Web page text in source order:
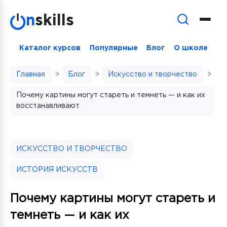
nskills
Каталог курсов Популярные Блог О школе
Главная > Блог > Искусство и творчество >
Почему картины могут стареть и темнеть — и как их
восстанавливают
ИСКУССТВО И ТВОРЧЕСТВО
ИСТОРИЯ ИСКУССТВ
Почему картины могут стареть и
темнеть — и как их